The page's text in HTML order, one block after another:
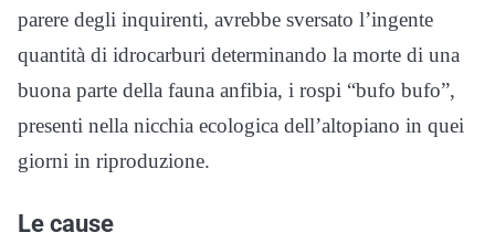
parere degli inquirenti, avrebbe sversato l’ingente
quantità di idrocarburi determinando la morte di una
buona parte della fauna anfibia, i rospi “bufo bufo”,
presenti nella nicchia ecologica dell’altopiano in quei
giorni in riproduzione.
Le cause